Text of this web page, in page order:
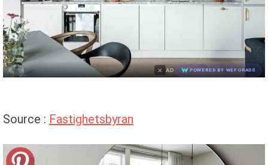
× AD POWERED BY WEFORADS
Source : Fastighetsbyran